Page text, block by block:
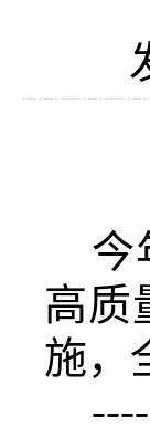
今
高质
施，
----